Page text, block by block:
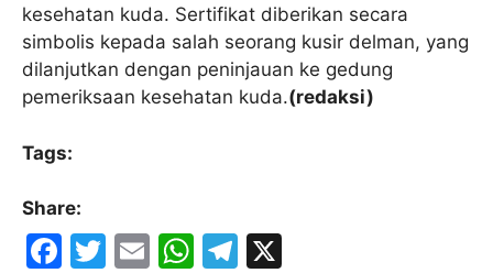
kesehatan kuda. Sertifikat diberikan secara
simbolis kepada salah seorang kusir delman, yang
dilanjutkan dengan peninjauan ke gedung
pemeriksaan kesehatan kuda.(redaksi)
Tags:
Share:
F
T
E
W T